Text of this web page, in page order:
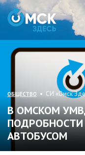
ОБЩЕСТВО • СИ «Омск
В ОМСКОМ
ПОДРОБНОСТИ
АВТОБУСОМ